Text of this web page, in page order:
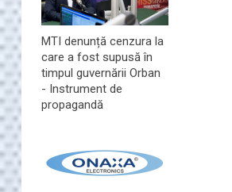
MTI denunță cenzura la
care a fost supusă în
timpul guvernării Orban
- Instrument de
propagandă